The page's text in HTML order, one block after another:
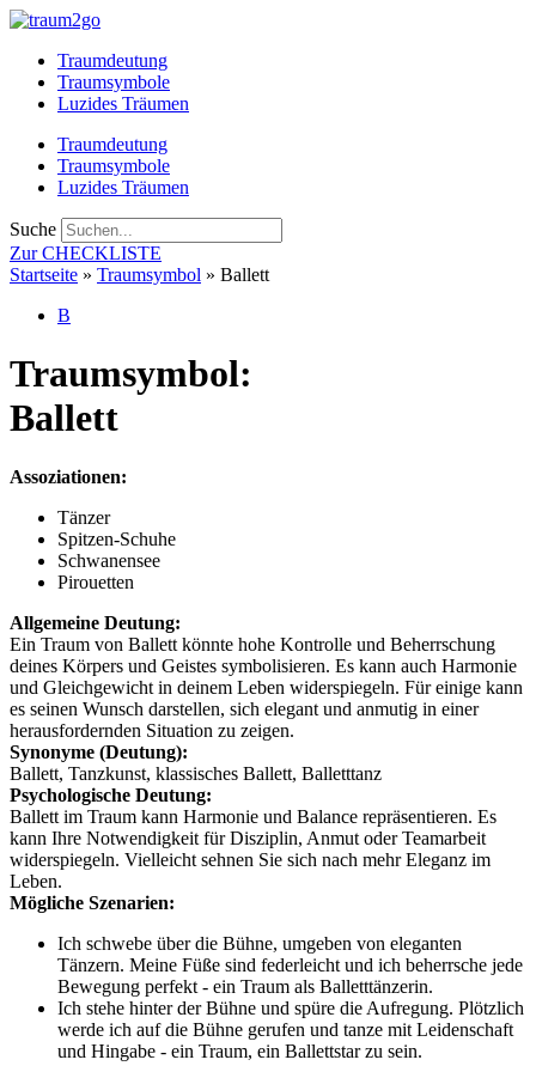
Zum
springenTraumdeutung
Traumsymbole
Luzides Träumen
Traumdeutung
Traumsymbole
Luzides Träumen
Suche
Zur CHECKLISTE
Startseite » Traumsymbol » Ballett
B
Traumsymbol:
Ballett
Assoziationen:
Tänzer
Spitzen-Schuhe
Schwanensee
Pirouetten
Allgemeine Deutung:
Ein Traum von Ballett könnte hohe Kontrolle und Beherrschung
deines Körpers und Geistes symbolisieren. Es kann auch Harmonie
und Gleichgewicht in deinem Leben widerspiegeln. Für einige kann
es seinen Wunsch darstellen, sich elegant und anmutig in einer
herausfordernden Situation zu zeigen.
Synonyme (Deutung):
Ballett, Tanzkunst, klassisches Ballett, Balletttanz
Psychologische Deutung:
Ballett im Traum kann Harmonie und Balance repräsentieren. Es
kann Ihre Notwendigkeit für Disziplin, Anmut oder Teamarbeit
widerspiegeln. Vielleicht sehnen Sie sich nach mehr Eleganz im
Leben.
Mögliche Szenarien:
Ich schwebe über die Bühne, umgeben von eleganten
Tänzern. Meine Füße sind federleicht und ich beherrsche jede
Bewegung perfekt - ein Traum als Balletttänzerin.
Ich stehe hinter der Bühne und spüre die Aufregung. Plötzlich
werde ich auf die Bühne gerufen und tanze mit Leidenschaft
und Hingabe - ein Traum, ein Ballettstar zu sein.